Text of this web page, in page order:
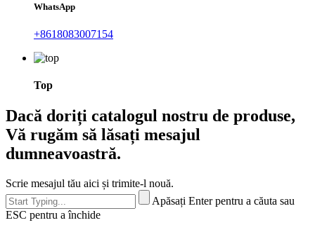
WhatsApp
+8618083007154
Top
Dacă doriți catalogul nostru de produse,
Vă rugăm să lăsați mesajul
dumneavoastră.
Scrie mesajul tău aici și trimite-l nouă.
Apăsați Enter pentru a căuta sau
ESC pentru a închide